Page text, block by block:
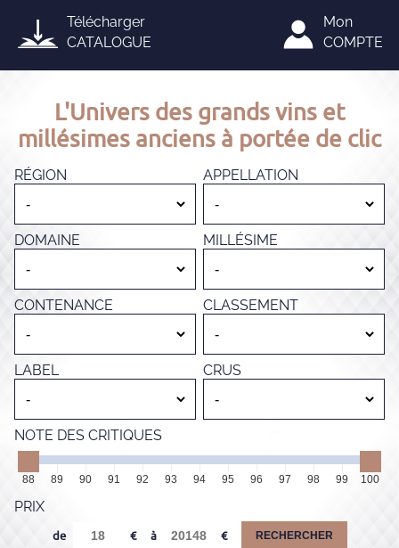
Télécharger
CATALOGUE
Mon
COMPTE
L'Univers des grands vins et
millésimes anciens à portée de clic
RÉGION APPELLATION
DOMAINE MILLÉSIME
CONTENANCE CLASSEMENT
LABEL CRUS
NOTE DES CRITIQUES
88 89 90 91 92 93 94 95 96 97 98 99 100
PRIX
de à RECHERCHER